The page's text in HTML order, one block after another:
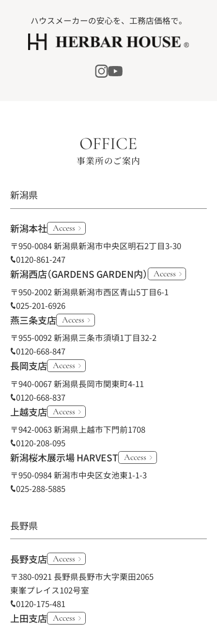
ハウスメーカーの安心を、工務店価格で。
OFFICE
事業所のご案内
新潟県
新潟本社 Access
〒950-0084 新潟県新潟市中央区明石2丁目3-30
0120-861-247
新潟西店（GARDENS GARDEN内） Access
〒950-2002 新潟県新潟市西区青山5丁目6-1
025-201-6926
燕三条支店 Access
〒955-0092 新潟県三条市須頃1丁目32-2
0120-668-847
長岡支店 Access
〒940-0067 新潟県長岡市関東町4-11
0120-668-837
上越支店 Access
〒942-0063 新潟県上越市下門前1708
0120-208-095
新潟桜木展示場 HARVEST Access
〒950-0984 新潟市中央区女池東1-1-3
025-288-5885
長野県
長野支店 Access
〒380-0921 長野県長野市大字栗田2065
東峯プレイス102号室
0120-175-481
上田支店 Access